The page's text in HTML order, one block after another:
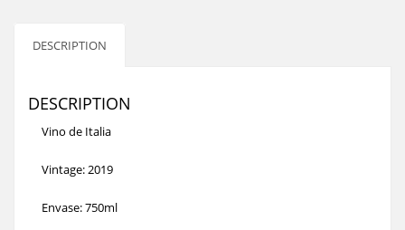
DESCRIPTION
DESCRIPTION
Vino de Italia
Vintage: 2019
Envase: 750ml